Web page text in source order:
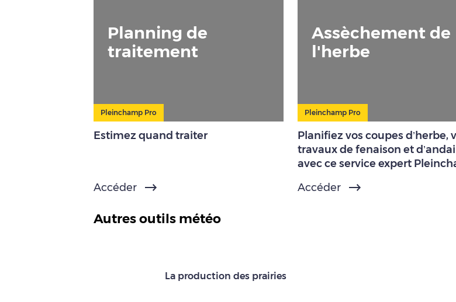
Planning de
traitement
Pleinchamp Pro
Estimez quand traiter
Accéder
Assèchement de
l'herbe
Pleinchamp Pro
Planifiez vos coupes d’herbe,
travaux de fenaison et
avec ce service expert
Accéder
Autres outils météo
La production des prairies